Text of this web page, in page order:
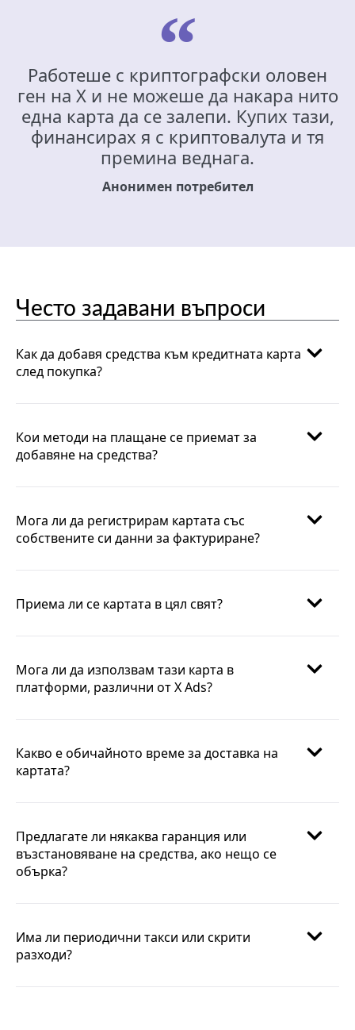
Работеше с криптографски оловен
ген на X и не можеше да накара нито
една карта да се залепи. Купих тази,
финансирах я с криптовалута и тя
премина веднага.
Анонимен потребител
Често задавани въпроси
Как да добавя средства към кредитната карта
след покупка?
Кои методи на плащане се приемат за
добавяне на средства?
Мога ли да регистрирам картата със
собствените си данни за фактуриране?
Приема ли се картата в цял свят?
Мога ли да използвам тази карта в
платформи, различни от X Ads?
Какво е обичайното време за доставка на
картата?
Предлагате ли някаква гаранция или
възстановяване на средства, ако нещо се
обърка?
Има ли периодични такси или скрити
разходи?